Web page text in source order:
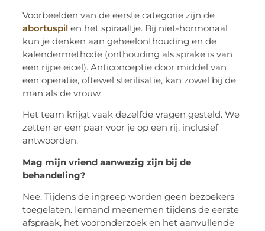
Voorbeelden van de eerste categorie zijn de
abortuspil en het spiraaltje. Bij niet-hormonaal
kun je denken aan geheelonthouding en de
kalendermethode (onthouding als sprake is van
een rijpe eicel). Anticonceptie door middel van
een operatie, oftewel sterilisatie, kan zowel bij de
man als de vrouw.
Het team krijgt vaak dezelfde vragen gesteld. We
zetten er een paar voor je op een rij, inclusief
antwoorden.
Mag mijn vriend aanwezig zijn bij de
behandeling?
Nee. Tijdens de ingreep worden geen bezoekers
toegelaten. Iemand meenemen tijdens de eerste
afspraak, het vooronderzoek en het aanvullende